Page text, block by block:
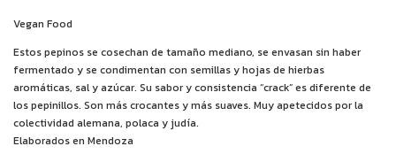
Vegan Food
Estos pepinos se cosechan de tamaño mediano, se envasan sin haber
fermentado y se condimentan con semillas y hojas de hierbas
aromáticas, sal y azúcar. Su sabor y consistencia “crack” es diferente de
los pepinillos. Son más crocantes y más suaves. Muy apetecidos por la
colectividad alemana, polaca y judía.
Elaborados en Mendoza